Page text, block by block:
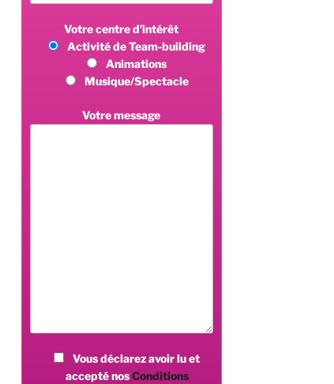
Votre centre d’intérêt
Activité de Team-building
Animations
Musique/Spectacle
Votre message
Vous déclarez avoir lu et
accepté nosConditions